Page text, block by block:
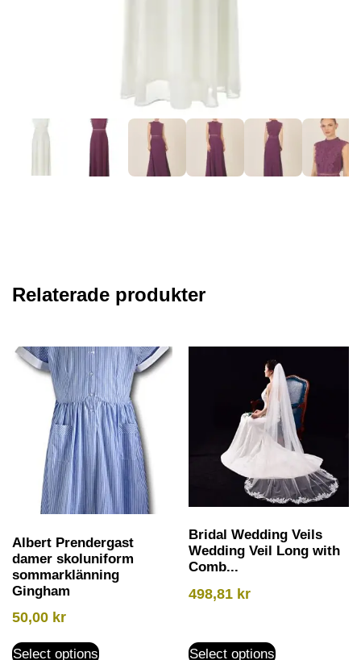
Relaterade produkter
Albert Prendergast
damer skoluniform
sommarklänning
Gingham
50,00 kr
Select options
Bridal Wedding Veils
Wedding Veil Long with
Comb...
498,81 kr
Select options